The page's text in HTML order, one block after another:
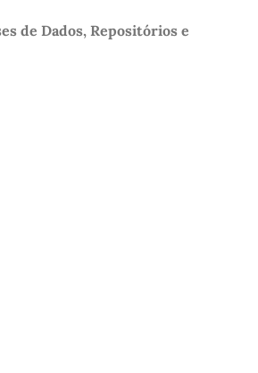
de Dados, Repositórios e